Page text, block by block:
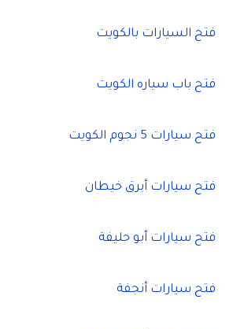
فتح السيارات بالكويت
فتح باب سياره الكويت
فتح سيارات 5 نجوم الكويت
فتح سيارات أبرق خيطان
فتح سيارات أبو حليفة
فتح سيارات أنجفة